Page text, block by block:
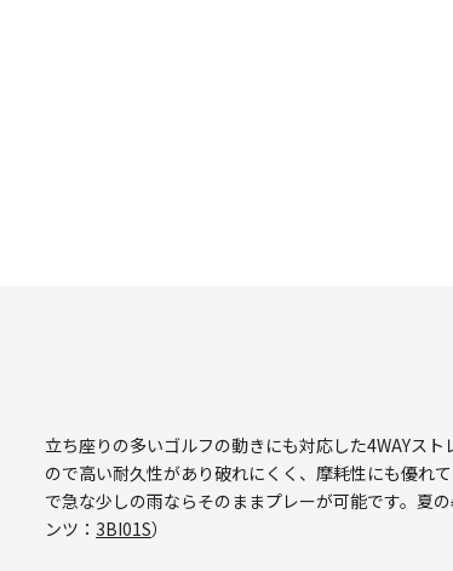
立ち座りの多いゴルフの動きにも対応した4WAYス
ので高い耐久性があり破れにくく、摩耗性にも優れ
で急な少しの雨ならそのままプレーが可能です。夏
ンツ： 3BI01S）